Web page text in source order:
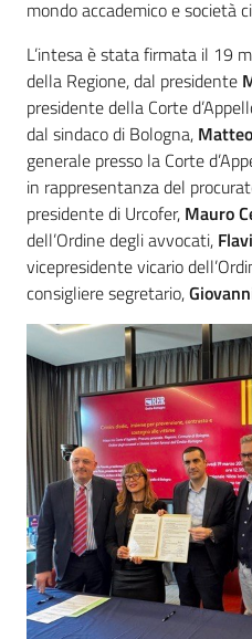
mondo accademico e società
L’intesa è stata firmata il 19
della Regione, dal presidente
presidente della Corte
dal sindaco di Bologna,
generale presso la Corte
in rappresentanza del
presidente di Urcofer, Mauro
dell’Ordine degli avvocati,
vicepresidente vicario
consigliere segretario,